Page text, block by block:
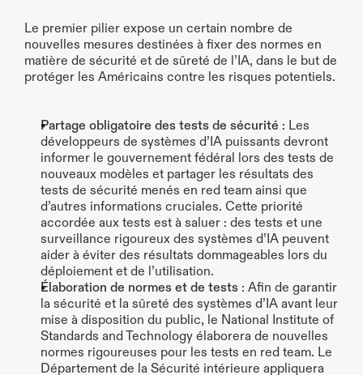
Le premier pilier expose un certain nombre de
nouvelles mesures destinées à fixer des normes en
matière de sécurité et de sûreté de l’IA, dans le but de
protéger les Américains contre les risques potentiels.
Partage obligatoire des tests de sécurité : Les
développeurs de systèmes d’IA puissants devront
informer le gouvernement fédéral lors des tests de
nouveaux modèles et partager les résultats des
tests de sécurité menés en red team ainsi que
d’autres informations cruciales. Cette priorité
accordée aux tests est à saluer : des tests et une
surveillance rigoureux des systèmes d’IA peuvent
aider à éviter des résultats dommageables lors du
déploiement et de l’utilisation.
Élaboration de normes et de tests : Afin de garantir
la sécurité et la sûreté des systèmes d’IA avant leur
mise à disposition du public, le National Institute of
Standards and Technology élaborera de nouvelles
normes rigoureuses pour les tests en red team. Le
Département de la Sécurité intérieure appliquera